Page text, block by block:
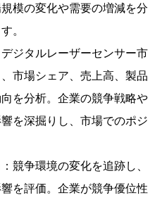
模の変化や需要の増減を分
。
ジタルレーザーセンサー市
市場シェア、売上高、製品
を分析。企業の競争戦略や
を深掘りし、市場でのポジ
競争環境の変化を追跡し、
を評価。企業が競争優位性